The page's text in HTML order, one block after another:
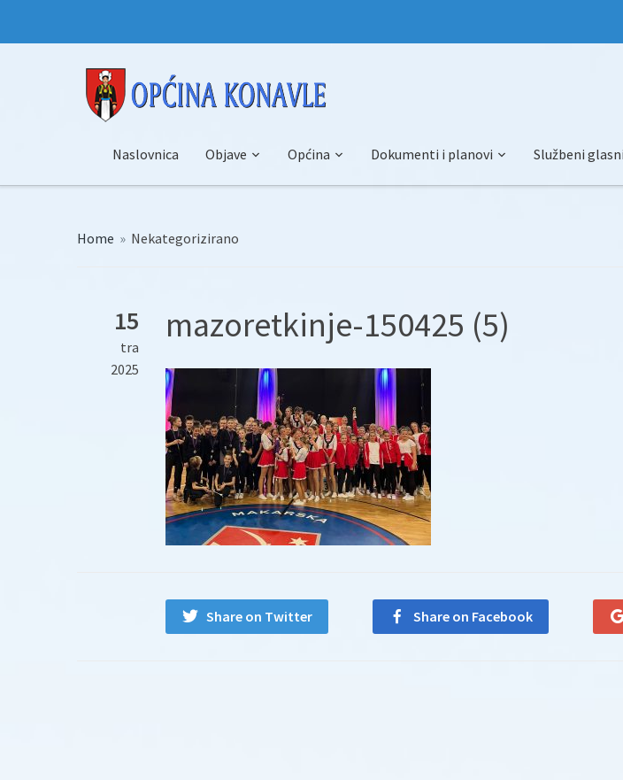
Naslovnica Objave Općina Dokumenti i planovi Službeni
Home » Nekategorizirano
15
tra
2025
mazoretkinje-150425 (5)
Share on Twitter Share on Facebook